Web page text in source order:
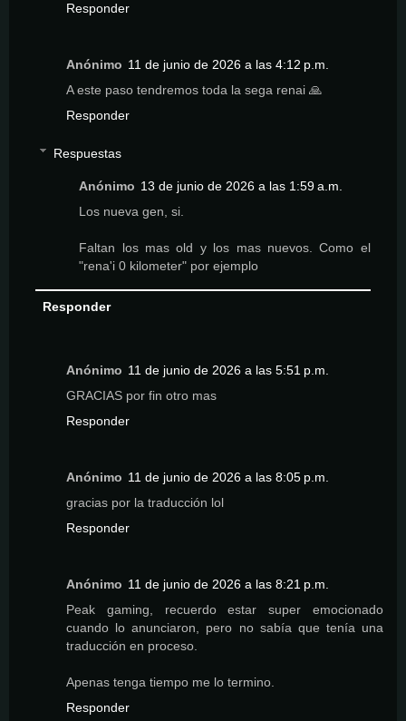
Responder
Anónimo 11 de junio de 2026 a las 4:12 p.m.
A este paso tendremos toda la sega renai 🙏
Responder
Respuestas
Anónimo 13 de junio de 2026 a las 1:59 a.m.
Los nueva gen, si.
Faltan los mas old y los mas nuevos. Como el
"rena'i 0 kilometer" por ejemplo
Responder
Anónimo 11 de junio de 2026 a las 5:51 p.m.
GRACIAS por fin otro mas
Responder
Anónimo 11 de junio de 2026 a las 8:05 p.m.
gracias por la traducción lol
Responder
Anónimo 11 de junio de 2026 a las 8:21 p.m.
Peak gaming, recuerdo estar super emocionado
cuando lo anunciaron, pero no sabía que tenía una
traducción en proceso.
Apenas tenga tiempo me lo termino.
Responder